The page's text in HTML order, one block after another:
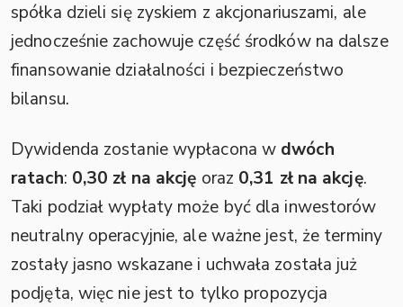
spółka dzieli się zyskiem z akcjonariuszami, ale
jednocześnie zachowuje część środków na dalsze
finansowanie działalności i bezpieczeństwo
bilansu.
Dywidenda zostanie wypłacona w dwóch
ratach: 0,30 zł na akcję oraz 0,31 zł na akcję.
Taki podział wypłaty może być dla inwestorów
neutralny operacyjnie, ale ważne jest, że terminy
zostały jasno wskazane i uchwała została już
podjęta, więc nie jest to tylko propozycja